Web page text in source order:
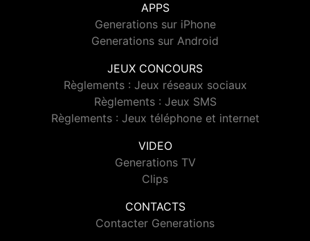
APPS
Generations sur iPhone
Generations sur Android
JEUX CONCOURS
Règlements : Jeux réseaux sociaux
Règlements : Jeux SMS
Règlements : Jeux téléphone et internet
VIDEO
Generations TV
Clips
CONTACTS
Contacter Generations